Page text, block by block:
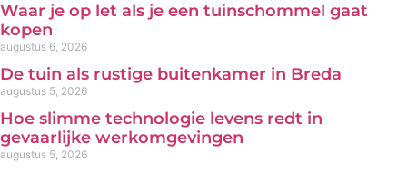
Waar je op let als je een tuinschommel gaat
kopen
augustus 6, 2026
De tuin als rustige buitenkamer in Breda
augustus 5, 2026
Hoe slimme technologie levens redt in
gevaarlijke werkomgevingen
augustus 5, 2026